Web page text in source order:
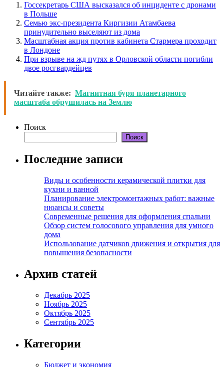
Госсекретарь США высказался об инциденте с дронами
в Польше
Семью экс-президента Киргизии Атамбаева
принудительно выселяют из дома
Масштабная акция против кабинета Стармера проходит
в Лондоне
При взрыве на жд путях в Орловской области погибли
двое росгвардейцев
Читайте также: Магнитная буря планетарного
масштаба обрушилась на Землю
Поиск
Поиск
Последние записи
Виды и особенности керамической плитки для
кухни и ванной
Планирование электромонтажных работ: важные
нюансы и советы
Современные решения для оформления спальни
Обзор систем голосового управления для умного
дома
Использование датчиков движения и открытия для
повышения безопасности
Архив статей
Декабрь 2025
Ноябрь 2025
Октябрь 2025
Сентябрь 2025
Категории
Бюджет и экономия